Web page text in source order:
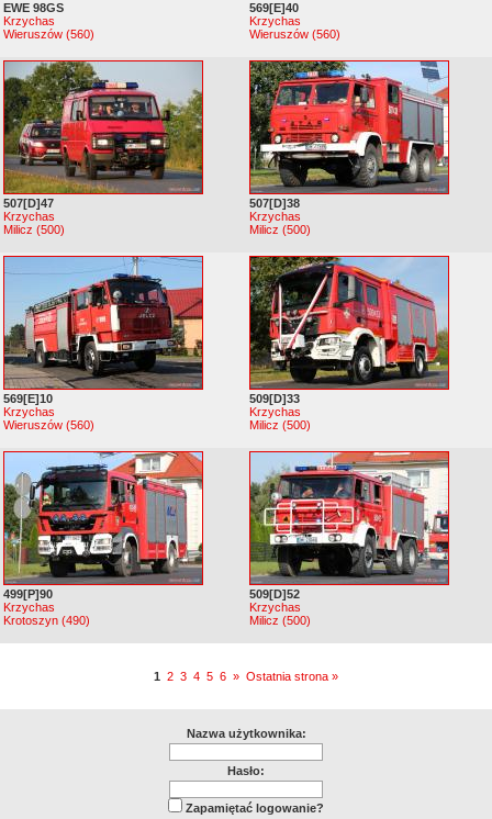
EWE 98GS
Krzychas
Wieruszów (560)
569[E]40
Krzychas
Wieruszów (560)
507[D]47
Krzychas
Milicz (500)
507[D]38
Krzychas
Milicz (500)
569[E]10
Krzychas
Wieruszów (560)
509[D]33
Krzychas
Milicz (500)
499[P]90
Krzychas
Krotoszyn (490)
509[D]52
Krzychas
Milicz (500)
1 2 3 4 5 6 » Ostatnia strona »
Nazwa użytkownika:
Hasło:
Zapamiętać logowanie?